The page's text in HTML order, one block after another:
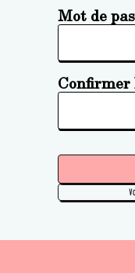
Mot de
Confirmer